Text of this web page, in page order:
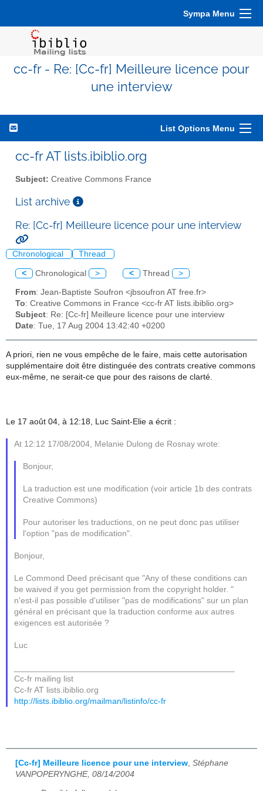
Sympa Menu
cc-fr - Re: [Cc-fr] Meilleure licence pour
une interview
List Options Menu
cc-fr AT lists.ibiblio.org
Subject: Creative Commons France
List archive
Re: [Cc-fr] Meilleure licence pour une interview
Chronological Thread
< Chronological > < Thread >
From: Jean-Baptiste Soufron <jbsoufron AT free.fr>
To: Creative Commons in France <cc-fr AT lists.ibiblio.org>
Subject: Re: [Cc-fr] Meilleure licence pour une interview
Date: Tue, 17 Aug 2004 13:42:40 +0200
A priori, rien ne vous empêche de le faire, mais cette autorisation
supplémentaire doit être distinguée des contrats creative commons
eux-même, ne serait-ce que pour des raisons de clarté.
Le 17 août 04, à 12:18, Luc Saint-Elie a écrit :
At 12:12 17/08/2004, Melanie Dulong de Rosnay wrote:
Bonjour,
La traduction est une modification (voir article 1b des contrats
Creative Commons)
Pour autoriser les traductions, on ne peut donc pas utiliser
l'option "pas de modification".
Bonjour,
Le Commond Deed précisant que "Any of these conditions can
be waived if you get permission from the copyright holder. "
n'est-il pas possible d'utiliser "pas de modifications" sur un plan
général en précisant que la traduction conforme aux autres
exigences est autorisée ?
Luc
Cc-fr mailing list
Cc-fr AT lists.ibiblio.org
http://lists.ibiblio.org/mailman/listinfo/cc-fr
[Cc-fr] Meilleure licence pour une interview Stéphane
VANPOPERYNGHE, 08/14/2004